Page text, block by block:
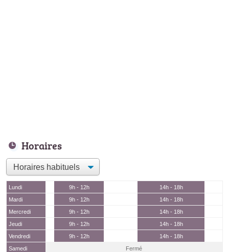
Horaires
Lundi 9h - 12h
14h - 18h
Mardi
9h - 12h
14h - 18h
Mercredi
9h - 12h
14h - 18h
Jeudi
9h - 12h
14h - 18h
Vendredi
9h - 12h
14h - 18h
Samedi
Fermé